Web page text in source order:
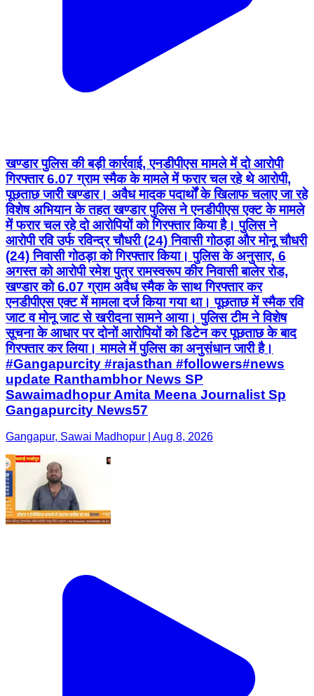
खण्डार पुलिस की बड़ी कार्रवाई, एनडीपीएस मामले में दो आरोपी
गिरफ्तार 6.07 ग्राम स्मैक के मामले में फरार चल रहे थे आरोपी,
पूछताछ जारी खण्डार। अवैध मादक पदार्थों के खिलाफ चलाए जा रहे
विशेष अभियान के तहत खण्डार पुलिस ने एनडीपीएस एक्ट के मामले
में फरार चल रहे दो आरोपियों को गिरफ्तार किया है। पुलिस ने
आरोपी रवि उर्फ रविन्द्र चौधरी (24) निवासी गोठड़ा और मोनू चौधरी
(24) निवासी गोठड़ा को गिरफ्तार किया। पुलिस के अनुसार, 6
अगस्त को आरोपी रमेश पुत्र रामस्वरूप कीर निवासी बालेर रोड,
खण्डार को 6.07 ग्राम अवैध स्मैक के साथ गिरफ्तार कर
एनडीपीएस एक्ट में मामला दर्ज किया गया था। पूछताछ में स्मैक रवि
जाट व मोनू जाट से खरीदना सामने आया। पुलिस टीम ने विशेष
सूचना के आधार पर दोनों आरोपियों को डिटेन कर पूछताछ के बाद
गिरफ्तार कर लिया। मामले में पुलिस का अनुसंधान जारी है।
#Gangapurcity #rajasthan #followers#news
update Ranthambhor News SP
Sawaimadhopur Amita Meena Journalist Sp
Gangapurcity News57
Gangapur, Sawai Madhopur | Aug 8, 2026